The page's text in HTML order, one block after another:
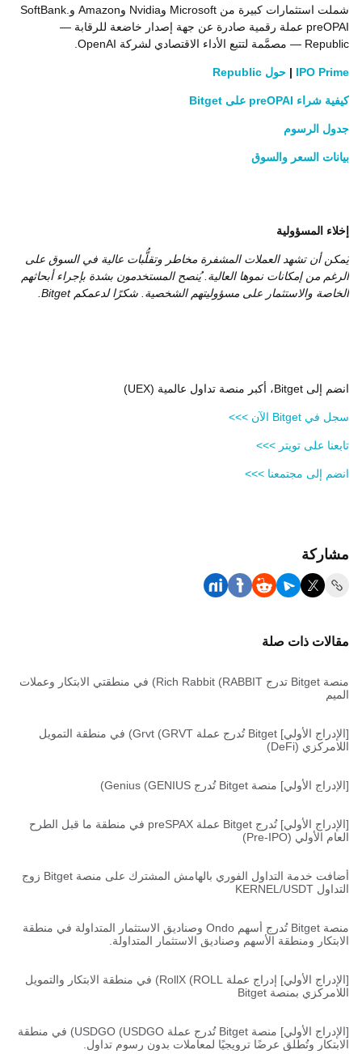
شملت استثمارات كبيرة من Microsoft وNvidia وAmazon وSoftBank.
preOPAI عملة رقمية صادرة عن جهة إصدار خاضعة للرقابة —
Republic — مصمَّمة لتتبع الأداء الاقتصادي لشركة OpenAI.
IPO Prime
| حول Republic
كيفية شراء preOPAI على Bitget
جدول الرسوم
بيانات السعر والسوق
إخلاء المسؤولية
يُمكن أن تشهد العملات المشفرة مخاطر وتقلُّبات عالية في السوق على
الرغم من إمكانات نموها العالية. يُنصح المستخدمون بشدة بإجراء أبحاثهم
الخاصة والاستثمار على مسؤوليتهم الشخصية. شكرًا لدعمكم Bitget.
انضم إلى Bitget، أكبر منصة تداول عالمية (UEX)
سجل في Bitget الآن >>>
تابعنا على تويتر >>>
انضم إلى مجتمعنا >>>
مشاركة
مقالات ذات صلة
منصة Bitget تدرج Rich Rabbit (RABBIT) في منطقتي الابتكار وعملات
الميم
[الإدراج الأولي] Bitget تُدرج عملة Grvt (GRVT) في منطقة التمويل
اللامركزي (DeFi)
[الإدراج الأولي] منصة Bitget تُدرج Genius (GENIUS)
[الإدراج الأولي] تُدرج Bitget عملة preSPAX في منطقة ما قبل الطرح
العام الأولي (Pre-IPO)
أضافت خدمة التداول الفوري بالهامش المشترك على منصة Bitget زوج
التداول KERNEL/USDT
منصة Bitget تُدرج أسهم Ondo وصناديق الاستثمار المتداولة في منطقة
الابتكار ومنطقة الأسهم وصناديق الاستثمار المتداولة.
[الإدراج الأولي] إدراج عملة RollX (ROLL) في منطقة الابتكار والتمويل
اللامركزي بمنصة Bitget
[الإدراج الأولي] منصة Bitget تُدرج عملة USDGO (USDGO) في منطقة
الابتكار وتُطلق عرضًا ترويجيًا لمعاملات بدون رسوم تداول.